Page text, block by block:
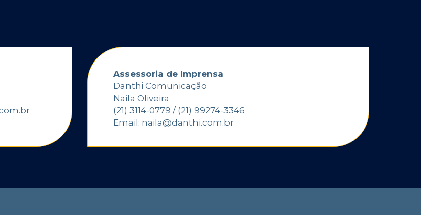
Assessoria de Imprensa
Danthi Comunicação
Naila Oliveira
(21) 3114-0779 / (21) 99274-3346
Email: naila@danthi.com.br